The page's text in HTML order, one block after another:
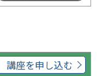
講座を申し込む